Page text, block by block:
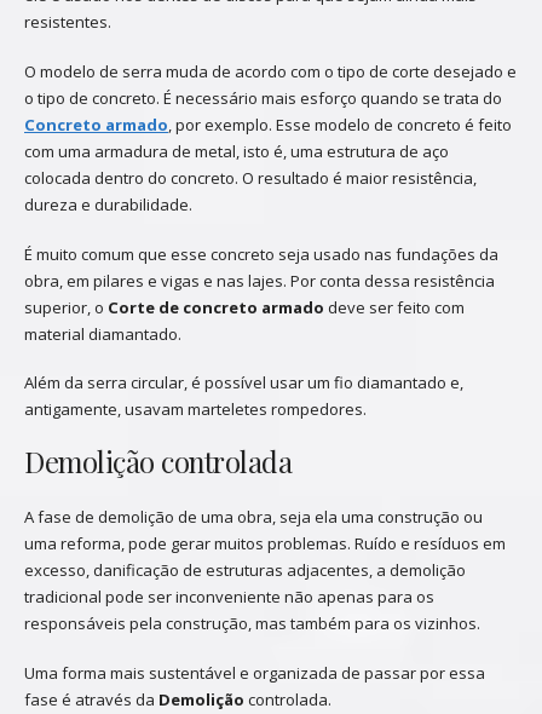
resistentes.
O modelo de serra muda de acordo com o tipo de corte desejado e
o tipo de concreto. É necessário mais esforço quando se trata do
Concreto armado, por exemplo. Esse modelo de concreto é feito
com uma armadura de metal, isto é, uma estrutura de aço
colocada dentro do concreto. O resultado é maior resistência,
dureza e durabilidade.
É muito comum que esse concreto seja usado nas fundações da
obra, em pilares e vigas e nas lajes. Por conta dessa resistência
superior, o Corte de concreto armado deve ser feito com
material diamantado.
Além da serra circular, é possível usar um fio diamantado e,
antigamente, usavam marteletes rompedores.
Demolição controlada
A fase de demolição de uma obra, seja ela uma construção ou
uma reforma, pode gerar muitos problemas. Ruído e resíduos em
excesso, danificação de estruturas adjacentes, a demolição
tradicional pode ser inconveniente não apenas para os
responsáveis pela construção, mas também para os vizinhos.
Uma forma mais sustentável e organizada de passar por essa
fase é através da Demolição controlada.